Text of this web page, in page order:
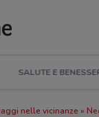
SALUTE E
nelle vicinanze